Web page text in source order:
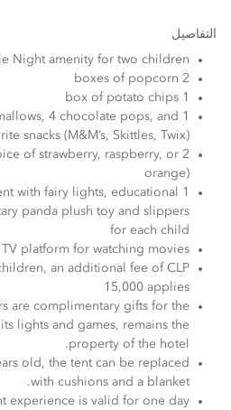
التفاصيل
Night amenity for two children
2 boxes of popcorn
1 box of potato chips
4 chocolate pops, and
snacks (M&M’s, Skittles, Twix)
of strawberry, raspberry, or
orange)
with fairy lights, educational
panda plush toy and slippers
for each child
TV platform for watching movies
an additional fee of CLP
15,000 applies
are complimentary gifts for the
lights and games, remains the
property of the hotel.
old, the tent can be replaced
with cushions and a blanket.
experience is valid for one day.